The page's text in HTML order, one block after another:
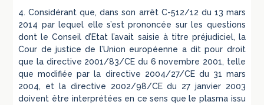
4. Considérant que, dans son arrêt C-512/12 du 13 mars
2014 par lequel elle s’est prononcée sur les questions
dont le Conseil d’Etat l’avait saisie à titre préjudiciel, la
Cour de justice de l’Union européenne a dit pour droit
que la directive 2001/83/CE du 6 novembre 2001, telle
que modifiée par la directive 2004/27/CE du 31 mars
2004, et la directive 2002/98/CE du 27 janvier 2003
doivent être interprétées en ce sens que le plasma issu